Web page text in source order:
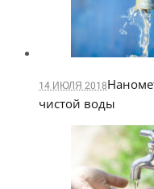
14 ИЮЛЯ 2018
чистой воды